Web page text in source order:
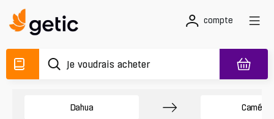
compte
Dahua Caméras